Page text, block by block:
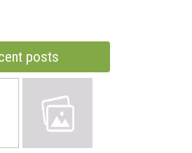
posts